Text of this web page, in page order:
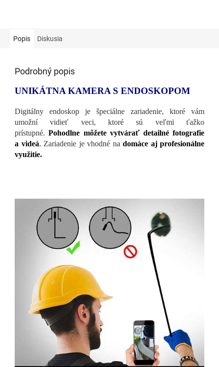
Popis Diskusia
Podrobný popis
UNIKÁTNA KAMERA S ENDOSKOPOM
Digitálny endoskop je špeciálne zariadenie, ktoré vám
umožní vidieť veci, ktoré sú veľmi ťažko
prístupné.Pohodlne môžete vytvárať detailné fotografie
a videá. Zariadenie je vhodné na domáce aj profesionálne
využitie.